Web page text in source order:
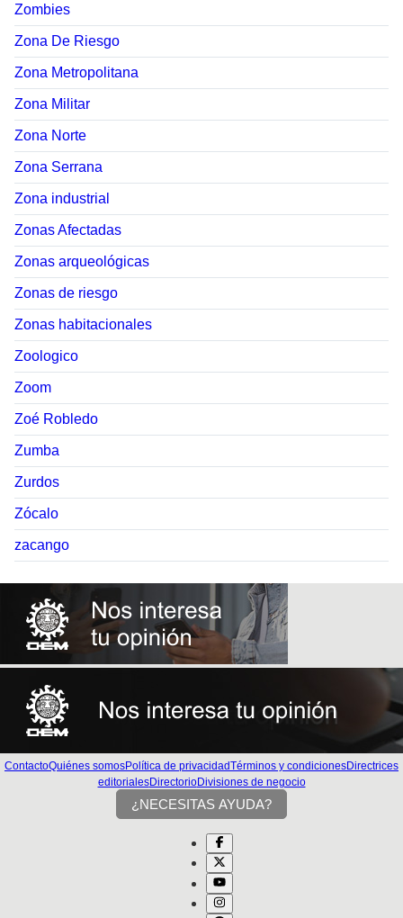
Zombies
Zona De Riesgo
Zona Metropolitana
Zona Militar
Zona Norte
Zona Serrana
Zona industrial
Zonas Afectadas
Zonas arqueológicas
Zonas de riesgo
Zonas habitacionales
Zoologico
Zoom
Zoé Robledo
Zumba
Zurdos
Zócalo
zacango
ContactoQuiénes somosPolítica de privacidadTérminos y condicionesDirectrices
editorialesDirectorioDivisiones de negocio
¿NECESITAS AYUDA?